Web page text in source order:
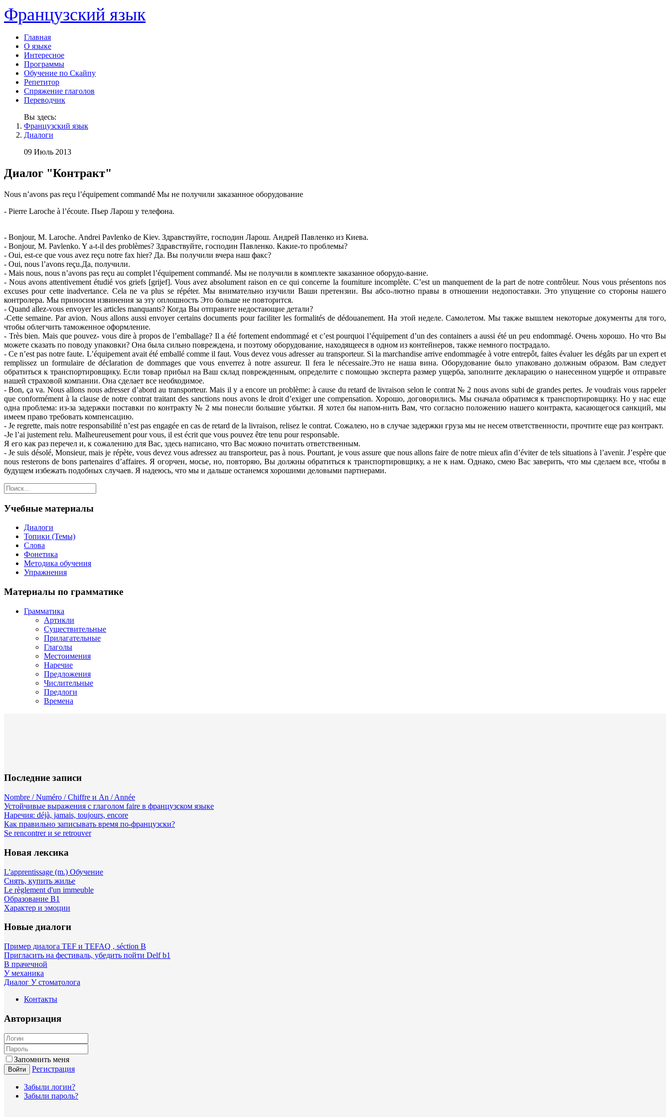
Французский язык
Главная
О языке
Интересное
Программы
Обучение по Скайпу
Репетитор
Спряжение глаголов
Переводчик
Вы здесь:
Французский язык
Диалоги
09 Июль 2013
Диалог "Контракт"
Nous n’avons pas reçu l’équipement commandé Мы не получили заказанное оборудование
- Pierre Laroche à l’écoute. Пьер Ларош у телефона.
- Bonjour, M. Laroche. Andrei Pavlenko de Kiev. Здравствуйте, господин Ларош. Андрей Павленко из Киева.
- Bonjour, M. Pavlenko. Y a-t-il des problèmes? Здравствуйте, господин Павленко. Какие-то проблемы?
- Oui, est-ce que vous avez reçu notre fax hier? Да. Вы получили вчера наш факс?
- Oui, nous l’avons reçu.Да, получили.
- Mais nous, nous n’avons pas reçu au complet l’équipement commandé. Мы не получили в комплекте заказанное оборудо-вание.
- Nous avons attentivement étudié vos griefs [grijef]. Vous avez absolument raison en ce qui concerne la fourniture incomplète. C’est un manquement de la part de notre contrôleur. Nous vous présentons nos
excuses pour cette inadvertance. Cela ne va plus se répéter. Мы внимательно изучили Ваши претензии. Вы абсо-лютно правы в отношении недопоставки. Это упущение со стороны нашего
контролера. Мы приносим извинения за эту оплошность Это больше не повторится.
- Quand allez-vous envoyer les articles manquants? Когда Вы отправите недостающие детали?
-Cette semaine. Par avion. Nous allons aussi envoyer certains documents pour faciliter les formalités de dédouanement. На этой неделе. Самолетом. Мы также вышлем некоторые документы для того,
чтобы облегчить таможенное оформление.
- Très bien. Mais que pouvez- vous dire à propos de l’emballage? Il a été fortement endommagé et c’est pourquoi l’équipement d’un des containers a aussi été un peu endommagé. Очень хорошо. Но что Вы
можете сказать по поводу упаковки? Она была сильно повреждена, и поэтому оборудование, находящееся в одном из контейнеров, также немного пострадало.
- Ce n’est pas notre faute. L’équipement avait été emballé comme il faut. Vous devez vous adresser au transporteur. Si la marchandise arrive endommagée à votre entrepôt, faites évaluer les dégâts par un expert et
remplissez un formulaire de déclaration de dommages que vous enverrez à notre assureur. Il fera le nécessaire.Это не наша вина. Оборудование было упаковано должным образом. Вам следует
обратиться к транспортировщику. Если товар прибыл на Ваш склад поврежденным, определите с помощью эксперта размер ущерба, заполните декларацию о нанесенном ущербе и отправьте
нашей страховой компании. Она сделает все необходимое.
- Bon, ça va. Nous allons nous adresser d’abord au transporteur. Mais il y a encore un problème: à cause du retard de livraison selon le contrat № 2 nous avons subi de grandes pertes. Je voudrais vous rappeler
que conformément à la clause de notre contrat traitant des sanctions nous avons le droit d’exiger une compensation. Хорошо, договорились. Мы сначала обратимся к транспортировщику. Но у нас еще
одна проблема: из-за задержки поставки по контракту № 2 мы понесли большие убытки. Я хотел бы напом-нить Вам, что согласно положению нашего контракта, касающегося санкций, мы
имеем право требовать компенсацию.
- Je regrette, mais notre responsabilité n’est pas engagée en cas de retard de la livraison, relisez le contrat. Сожалею, но в случае задержки груза мы не несем ответственности, прочтите еще раз контракт.
-Je l’ai justement relu. Malheureusement pour vous, il est écrit que vous pouvez être tenu pour responsable.
Я его как раз перечел и, к сожалению для Вас, здесь написано, что Вас можно почитать ответственным.
- Je suis désolé, Monsieur, mais je répète, vous devez vous adressez au transporteur, pas à nous. Pourtant, je vous assure que nous allons faire de notre mieux afin d’éviter de tels situations à l’avenir. J’espère que
nous resterons de bons partenaires d’affaires. Я огорчен, мосье, но, повторяю, Вы должны обратиться к транспортировщику, а не к нам. Однако, смею Вас заверить, что мы сделаем все, чтобы в
будущем избежать подобных случаев. Я надеюсь, что мы и дальше останемся хорошими деловыми партнерами.
Учебные материалы
Диалоги
Топики (Темы)
Слова
Фонетика
Методика обучения
Упражнения
Материалы по грамматике
Грамматика
Артикли
Существительные
Прилагательные
Глаголы
Местоимения
Наречие
Предложения
Числительные
Предлоги
Времена
Последние записи
Nombre / Numéro / Chiffre и An / Année
Устойчивые выражения с глаголом faire в французском языке
Наречия: déjà, jamais, toujours, encore
Как правильно записывать время по-французски?
Se rencontrer и se retrouver
Новая лексика
L'apprentissage (m.) Обучение
Снять, купить жилье
Le règlement d'un immeuble
Образование B1
Характер и эмоции
Новые диалоги
Пример диалога TEF и TEFAQ , séction B
Пригласить на фестиваль, убедить пойти Delf b1
В прачечной
У механика
Диалог У стоматолога
Контакты
Авторизация
Запомнить меня
Войти Регистрация
Забыли логин?
Забыли пароль?